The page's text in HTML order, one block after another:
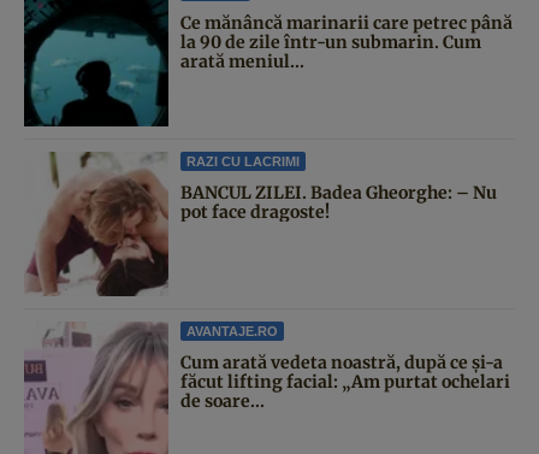
Ce mănâncă marinarii care petrec până
la 90 de zile într-un submarin. Cum
arată meniul...
RAZI CU LACRIMI
BANCUL ZILEI. Badea Gheorghe: – Nu
pot face dragoste!
AVANTAJE.RO
Cum arată vedeta noastră, după ce și-a
făcut lifting facial: „Am purtat ochelari
de soare...